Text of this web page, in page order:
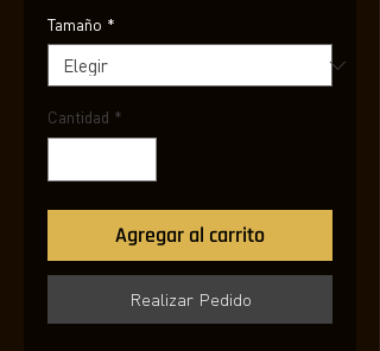
Tamaño *
Cantidad *
Agregar al carrito
Realizar Pedido